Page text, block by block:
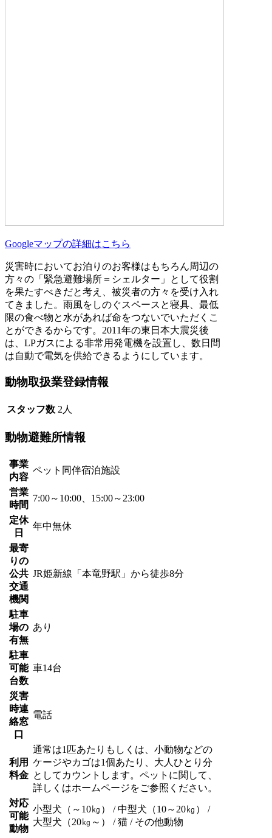
Googleマップの詳細はこちら
災害時においてお泊りのお客様はもちろん周辺の
方々の「緊急避難場所＝シェルター」として役割
を果たすべきだと考え、被災者の方々を受け入れ
てきました。雨風をしのぐスペースと寝具、最低
限の食べ物と水があれば命をつないでいただくこ
とができるからです。2011年の東日本大震災後
は、LPガスによる非常用発電機を設置し、数日間
は自動で電気を供給できるようにしています。
動物取扱業登録情報
スタッフ数 2人
動物避難所情報
事業
内容
ペット同伴宿泊施設
営業
時間
7:00～10:00、15:00～23:00
定休
日
年中無休
最寄
りの
公共
交通
機関
JR姫新線「本竜野駅」から徒歩8分
駐車
場の
有無
あり
駐車
可能
台数
車14台
災害
時連
絡窓
口
電話
利用
料金
通常は1匹あたりもしくは、小動物などの
ケージやカゴは1個あたり、大人ひとり分
としてカウントします。ペットに関して、
詳しくはホームページをご参照ください。
対応
可能
動物
小型犬（～10㎏） / 中型犬（10～20㎏） /
大型犬（20㎏～） / 猫 / その他動物